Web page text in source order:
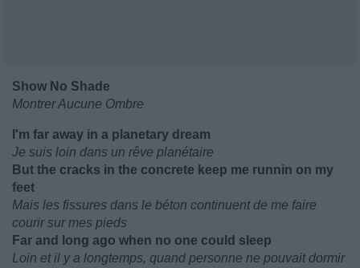
Show No Shade
Montrer Aucune Ombre
I'm far away in a planetary dream
Je suis loin dans un rêve planétaire
But the cracks in the concrete keep me runnin on my
feet
Mais les fissures dans le béton continuent de me faire
courir sur mes pieds
Far and long ago when no one could sleep
Loin et il y a longtemps, quand personne ne pouvait dormir